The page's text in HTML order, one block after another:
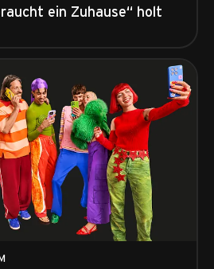
ein Zuhause“ holt